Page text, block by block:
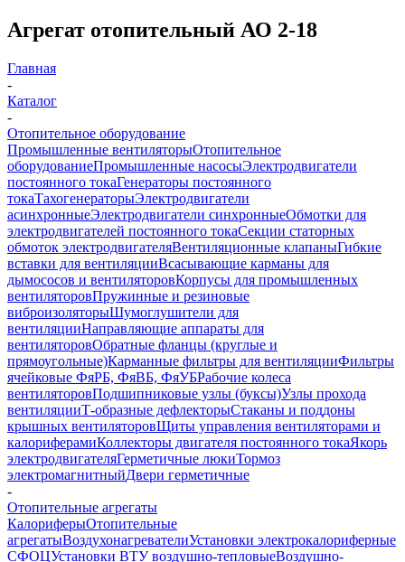
Агрегат отопительный АО 2-18
Главная
-
Каталог
-
Отопительное оборудование
Промышленные вентиляторыОтопительное
оборудованиеПромышленные насосыЭлектродвигатели
постоянного токаГенераторы постоянного
токаТахогенераторыЭлектродвигатели
асинхронныеЭлектродвигатели синхронныеОбмотки для
электродвигателей постоянного токаСекции статорных
обмоток электродвигателяВентиляционные клапаныГибкие
вставки для вентиляцииВсасывающие карманы для
дымососов и вентиляторовКорпусы для промышленных
вентиляторовПружинные и резиновые
виброизоляторыШумоглушители для
вентиляцииНаправляющие аппараты для
вентиляторовОбратные фланцы (круглые и
прямоугольные)Карманные фильтры для вентиляцииФильтры
ячейковые ФяРБ, ФяВБ, ФяУБРабочие колеса
вентиляторовПодшипниковые узлы (буксы)Узлы прохода
вентиляцииТ-образные дефлекторыСтаканы и поддоны
крышных вентиляторовЩиты управления вентиляторами и
калориферамиКоллекторы двигателя постоянного токаЯкорь
электродвигателяГерметичные люкиТормоз
электромагнитныйДвери герметичные
-
Отопительные агрегаты
КалориферыОтопительные
агрегатыВоздухонагревателиУстановки электрокалориферные
СФОЦУстановки ВТУ воздушно-тепловыеВоздушно-